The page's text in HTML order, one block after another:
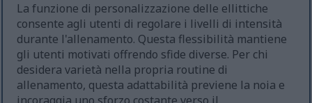
La funzione di personalizzazione delle ellittiche
consente agli utenti di regolare i livelli di intensità
durante l'allenamento. Questa flessibilità mantiene
gli utenti motivati offrendo sfide diverse. Per chi
desidera varietà nella propria routine di
allenamento, questa adattabilità previene la noia e